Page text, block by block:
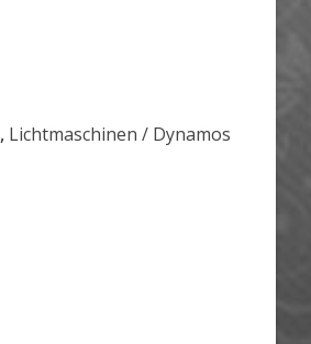
, Lichtmaschinen / Dynamos